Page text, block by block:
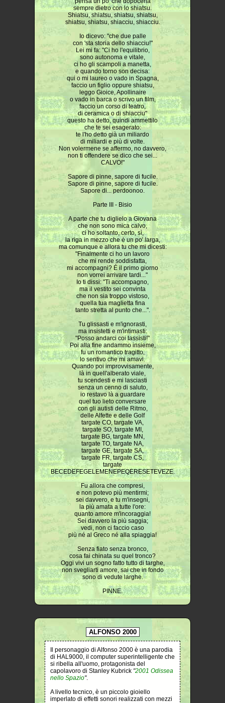
sempre dietro con lo shiatsu.
Shiatsu, shiatsu, shiatsu, shiatsu,
shiatsu, shiatsu, shiacciu, shiacciu.
Io dicevo: "che due palle
con 'sta storia dello shiacciu!"
Lei mi fa: "Ci ho l'equilibrio,
sono autonoma e vitale,
ci ho gli scampoli a manetta,
e quando torno son decisa:
qui o mi laureo o vado in Spagna,
faccio un figlio oppure shiatsu,
leggo Gioice, Apollinaire
o vado in barca o scrivo un film,
faccio un corso di teatro,
di ceramica o di shiacciu"
questo ha detto, quindi ammettilo
che te sei esagerato:
te l'ho detto già un miliardo
di miliardi e più di volte.
Non volermene se affermo, no davvero,
non ti offendere se dico che sei...
CALVO!"
Sapore di pinne, sapore di fucile.
Sapore di pinne, sapore di fucile.
Sapore di... perdoonoo.
Parte III - Bisio
A parte che tu diglielo a Giovana
che non sono mica calvo,
ci ho soltanto, certo, sì,
la riga in mezzo che è un po' larga,
ma comunque e allora tu che mi dicesti:
"Finalmente ci ho un lavoro
che mi rende soddisfatta,
mi accompagni? É il primo giorno
non vorrei arrivare tardi..."
Io ti dissi: "Ti accompagno,
ma il vestito sei convinta
che non sia troppo vistoso,
quella tua maglietta fina
tanto stretta al punto che...".
Tu glissasti e m'ignorasti,
ma insistetti e m'intimasti:
"Posso andarci coi tassisti!"
Poi alla fine andammo insieme,
fu un romantico tragitto,
lo sentivo che mi amavi.
Quando poi improvvisamente,
là in quell'alberato viale,
tu scendesti e mi lasciasti
senza un cenno di saluto,
io restavo là a guardare
quel tuo lieto conversare
con gli autisti delle Ritmo,
delle Alfette e delle Golf
targate CO, targate VA,
targate SO, targate MI,
targate BG, targate MN,
targate TO, targate NA,
targate GE, targate SA,
targate FR, targate CS,
targate
BECEDEFEGELEMENEPEQERESETEVEZE.
Fu allora che compresi,
e non potevo più mentirmi;
sei davvero, e tu m'insegni,
la più amata a tutte l'ore:
quanto amore m'incoraggia!
Sei davvero la più saggia;
vedi, non ci faccio caso
più né al Greco né alla spiaggia!
Senza fiato senza bronco,
cosa fai chinata su quel tronco?
Oggi vivi un sogno fatto tutto di targhe,
non svegliarti amore, sai che in fondo
sono di vedute larghe.
PINNE.
ALFONSO 2000
Il personaggio di Alfonso 2000 è una parodia
di HAL9000, il computer superintelligente che
si ribella all'uomo, protagonista del
capolavoro di Stanley Kubrick "2001 Odissea
nello Spazio".
A livello tecnico, è un piccolo gioiello
imperlato di effetti sonori realizzati con mezzi